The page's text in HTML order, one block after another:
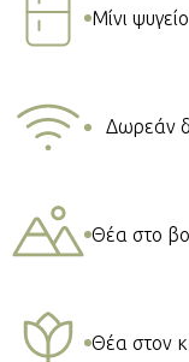
Μίνι ψυγείο
Θέα στο
Θέα στον
Δωρεάν